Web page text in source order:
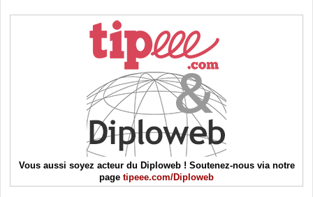
Vous aussi soyez acteur du Diploweb ! Soutenez-nous via notre
page tipeee.com/Diploweb